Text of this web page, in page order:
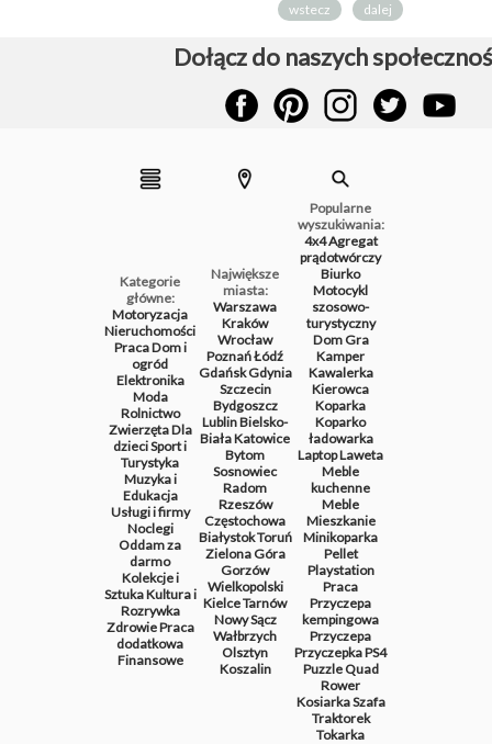
wstecz dalej
Dołącz do naszych
Kategorie
główne:
Motoryzacja
Nieruchomości
PracaDom i
ogród
Elektronika
Moda
Rolnictwo
ZwierzętaDla
dzieciSport i
Turystyka
Muzyka i
Edukacja
Usługi i firmy
Noclegi
Oddam za
darmo
Kolekcje i
SztukaKultura i
Rozrywka
ZdrowiePraca
dodatkowa
Finansowe
Największe
miasta:
Warszawa
Kraków
Wrocław
PoznańŁódź
GdańskGdynia
Szczecin
Bydgoszcz
LublinBielsko-
BiałaKatowice
Bytom
Sosnowiec
Radom
Rzeszów
Częstochowa
BiałystokToruń
Zielona Góra
Gorzów
Wielkopolski
KielceTarnów
Nowy Sącz
Wałbrzych
Olsztyn
Koszalin
Popularne
wyszukiwania:
4x4Agregat
prądotwórczy
Biurko
Motocykl
szosowo-
turystyczny
DomGra
Kamper
Kawalerka
Kierowca
Koparka
Koparko
ładowarka
LaptopLaweta
Meble
kuchenne
Meble
Mieszkanie
Minikoparka
Pellet
Playstation
Praca
Przyczepa
kempingowa
Przyczepa
PrzyczepkaPS4
PuzzleQuad
Rower
KosiarkaSzafa
Traktorek
Tokarka